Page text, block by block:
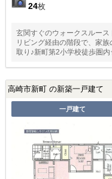
24枚
玄関すぐのウォークスルー
リビング経由の階段で、家
取り♪新町第2小学校徒歩圏
高崎市新町 の新築一戸建て
一戸建て